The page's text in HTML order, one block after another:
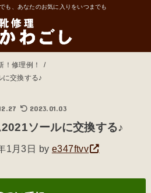
も、あなたのお気に入りをいつまでも
！修理例！
交換する♪
2023.01.03
ソールに交換する♪
1月3日 by e347ftvv